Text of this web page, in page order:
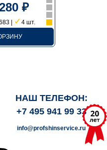
₽
| ✓4 шт.
НАШ ТЕЛЕФОН:
+7 495 941 99 33
info@profshinservice.ru